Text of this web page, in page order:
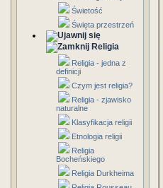
Świetość
Święta przestrzeń
Religia
Religia - jedna z
definicji
Czym jest religia?
Religia - zjawisko
naturalne
Klasyfikacja religii
Etnologia religii
Religia
Bocheńskiego
Religia Durkheima